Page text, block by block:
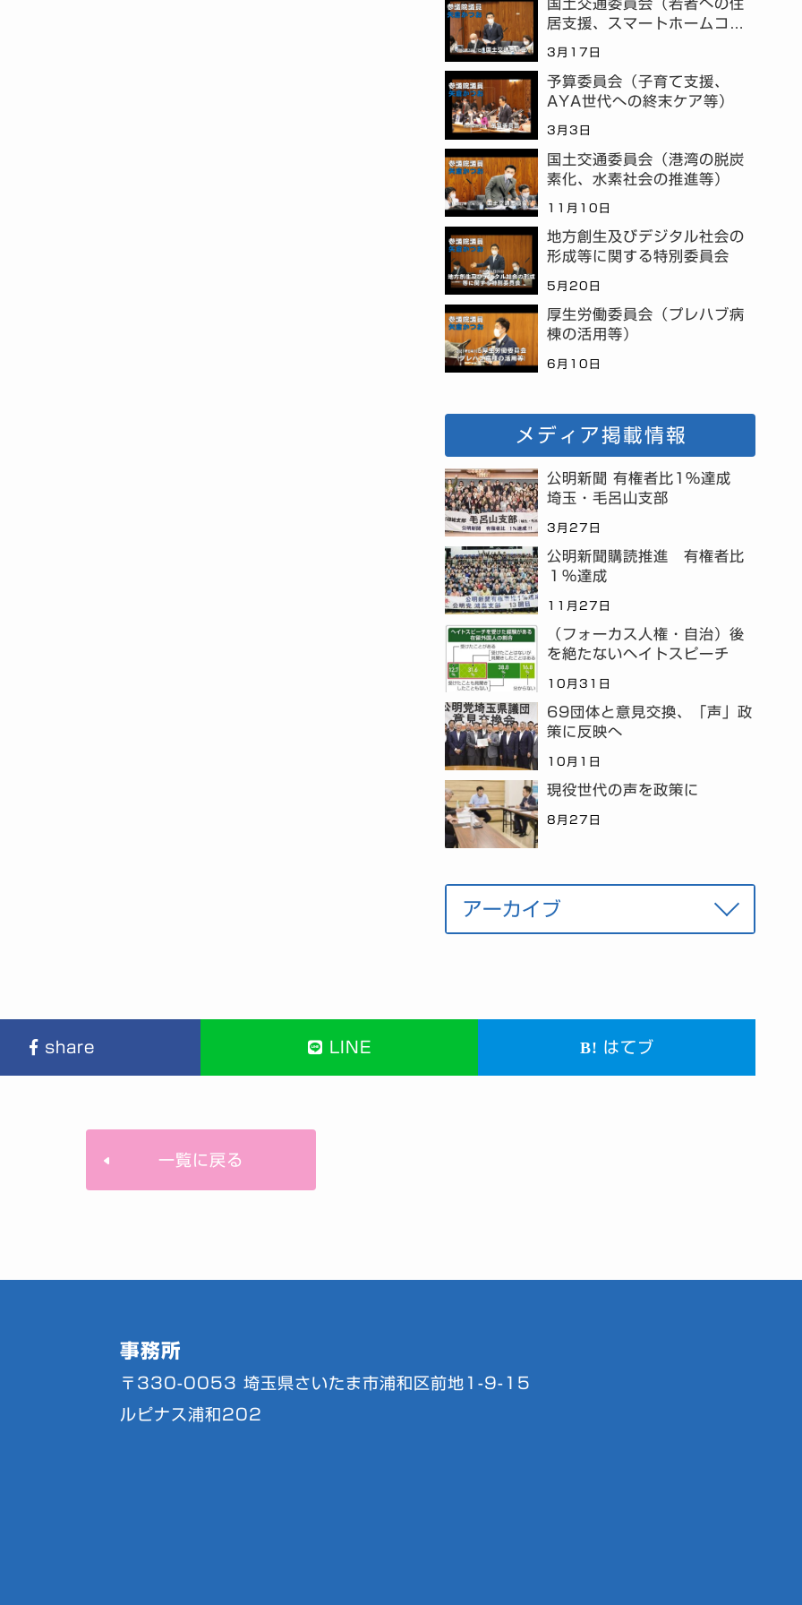
国土交通委員会（若者への住
居支援、スマートホームコミ
3月17日
予算委員会（子育て支援、
AYA世代への終末ケア等）
3月3日
国土交通委員会（港湾の脱炭
素化、水素社会の推進等）
11月10日
地方創生及びデジタル社会の
形成等に関する特別委員会
5月20日
厚生労働委員会（プレハブ病
棟の活用等）
6月10日
メディア掲載情報
公明新聞 有権者比1%達成
埼玉・毛呂山支部
3月27日
公明新聞購読推進 有権者比
１％達成
11月27日
（フォーカス人権・自治）後
を絶たないヘイトスピーチ
10月31日
69団体と意見交換、「声」政
策に反映へ
10月1日
現役世代の声を政策に
8月27日
share LINE はてブ
一覧に戻る
事務所
〒330-0053埼玉県さいたま市浦和区前地1-9-15
ルピナス浦和202